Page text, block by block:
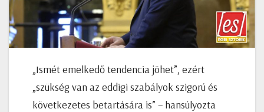
„Ismét emelkedő tendencia jöhet”, ezért
„szükség van az eddigi szabályok szigorú és
következetes betartására is” – hansúlyozta